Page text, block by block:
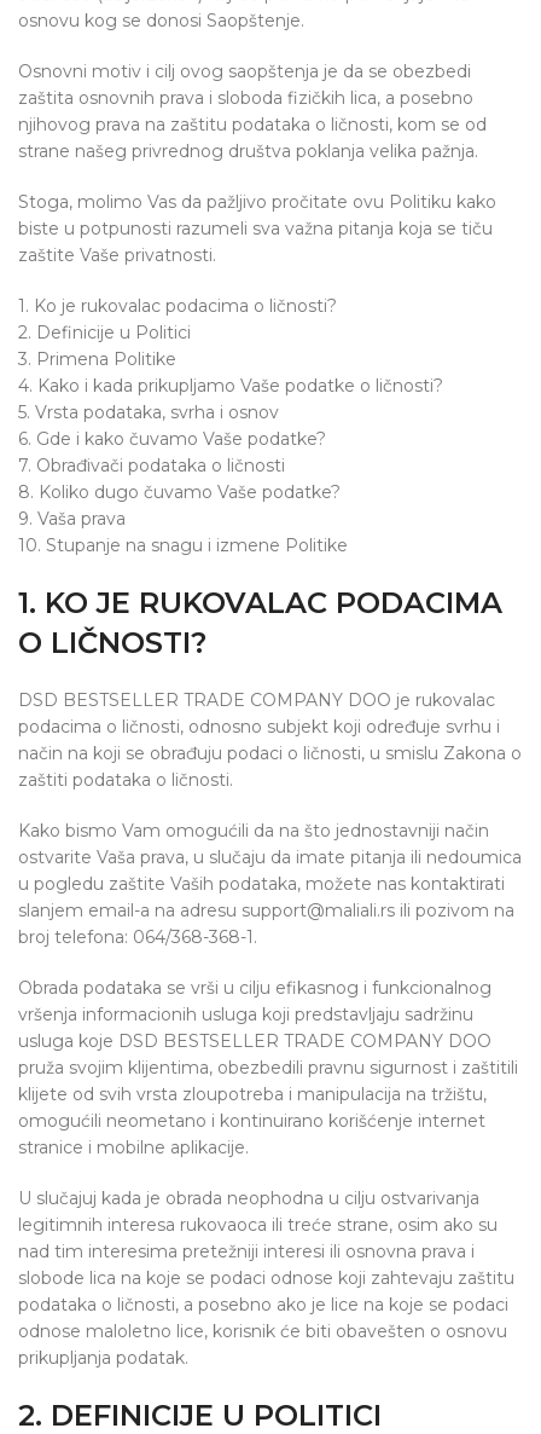
osnovu kog se donosi Saopštenje.
Osnovni motiv i cilj ovog saopštenja je da se obezbedi
zaštita osnovnih prava i sloboda fizičkih lica, a posebno
njihovog prava na zaštitu podataka o ličnosti, kom se od
strane našeg privrednog društva poklanja velika pažnja.
Stoga, molimo Vas da pažljivo pročitate ovu Politiku kako
biste u potpunosti razumeli sva važna pitanja koja se tiču
zaštite Vaše privatnosti.
1. Ko je rukovalac podacima o ličnosti?
2. Definicije u Politici
3. Primena Politike
4. Kako i kada prikupljamo Vaše podatke o ličnosti?
5. Vrsta podataka, svrha i osnov
6. Gde i kako čuvamo Vaše podatke?
7. Obrađivači podataka o ličnosti
8. Koliko dugo čuvamo Vaše podatke?
9. Vaša prava
10. Stupanje na snagu i izmene Politike
1. KO JE RUKOVALAC PODACIMA
O LIČNOSTI?
DSD BESTSELLER TRADE COMPANY DOO je rukovalac
podacima o ličnosti, odnosno subjekt koji određuje svrhu i
način na koji se obrađuju podaci o ličnosti, u smislu Zakona o
zaštiti podataka o ličnosti.
Kako bismo Vam omogućili da na što jednostavniji način
ostvarite Vaša prava, u slučaju da imate pitanja ili nedoumica
u pogledu zaštite Vaših podataka, možete nas kontaktirati
slanjem email-a na adresu support@maliali.rs ili pozivom na
broj telefona: 064/368-368-1.
Obrada podataka se vrši u cilju efikasnog i funkcionalnog
vršenja informacionih usluga koji predstavljaju sadržinu
usluga koje DSD BESTSELLER TRADE COMPANY DOO
pruža svojim klijentima, obezbedili pravnu sigurnost i zaštitili
klijete od svih vrsta zloupotreba i manipulacija na tržištu,
omogućili neometano i kontinuirano korišćenje internet
stranice i mobilne aplikacije.
U slučajuj kada je obrada neophodna u cilju ostvarivanja
legitimnih interesa rukovaoca ili treće strane, osim ako su
nad tim interesima pretežniji interesi ili osnovna prava i
slobode lica na koje se podaci odnose koji zahtevaju zaštitu
podataka o ličnosti, a posebno ako je lice na koje se podaci
odnose maloletno lice, korisnik će biti obavešten o osnovu
prikupljanja podatak.
2. DEFINICIJE U POLITICI